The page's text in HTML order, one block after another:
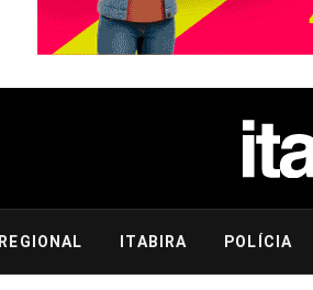
REGIONAL ITABIRA POLÍCIA